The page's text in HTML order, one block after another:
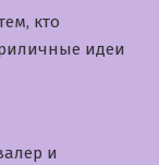
кто
идеи
и